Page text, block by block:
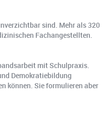
sind. Mehr als 320
Fachangestellten.
mit Schulpraxis.
Demokratiebildung
können. Sie formulieren aber